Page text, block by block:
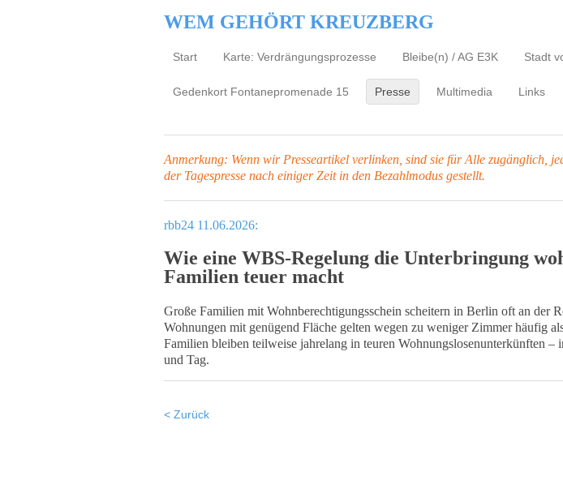
WEM GEHÖRT KREUZBERG
Start Karte: Verdrängungsprozesse Bleibe(n) / AG E3K Stadt
Gedenkort Fontanepromenade 15 Presse Multimedia Links
Anmerkung: Wenn wir Presseartikel verlinken, sind sie für Alle zugänglich,
der Tagespresse nach einiger Zeit in den Bezahlmodus gestellt.
rbb24 11.06.2026:
Wie eine WBS-Regelung die Unterbringung
Familien teuer macht
Große Familien mit Wohnberechtigungsschein scheitern in Berlin oft an der
Wohnungen mit genügend Fläche gelten wegen zu weniger Zimmer häufig
Familien bleiben teilweise jahrelang in teuren Wohnungslosenunterkünften –
und Tag.
< Zurück